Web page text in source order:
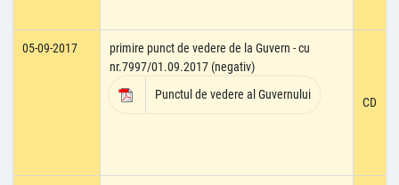
05-09-2017
primire punct de vedere de la Guvern - cu
nr.7997/01.09.2017 (negativ)
Punctul de vedere al Guvernului
CD